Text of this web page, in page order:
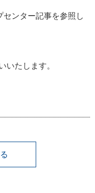
ンター記事を参照し
いたします。